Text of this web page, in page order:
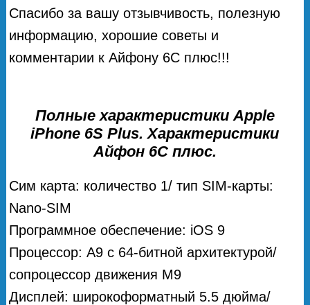
Спасибо за вашу отзывчивость, полезную
информацию, хорошие советы и
комментарии к Айфону 6С плюс!!!
Полные характеристики Apple
iPhone 6S Plus. Характеристики
Айфон 6С плюс.
Сим карта: количество 1/ тип SIM-карты:
Nano-SIM
Программное обеспечение: iOS 9
Процессор: A9 с 64-битной архитектурой/
сопроцессор движения M9
Дисплей: широкоформатный 5.5 дюйма/